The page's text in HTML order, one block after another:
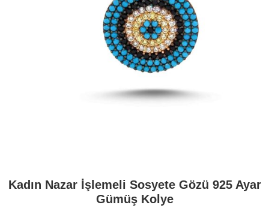
Kadın Nazar İşlemeli Sosyete Gözü 925 Ayar
Gümüş Kolye